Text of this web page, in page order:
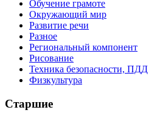
Обучение грамоте
Окружающий мир
Развитие речи
Разное
Региональный компонент
Рисование
Техника безопасности, ПДД
Физкультура
Старшие